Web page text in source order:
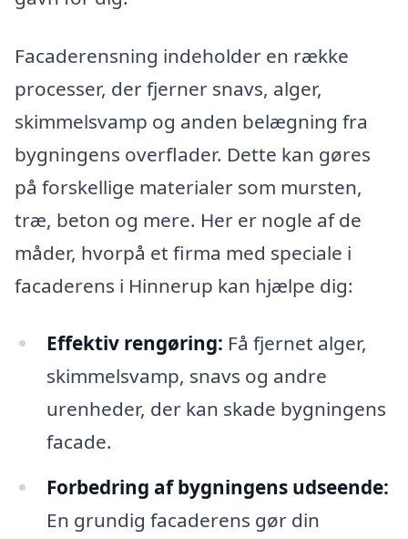
Facaderensning indeholder en række
processer, der fjerner snavs, alger,
skimmelsvamp og anden belægning fra
bygningens overflader. Dette kan gøres
på forskellige materialer som mursten,
træ, beton og mere. Her er nogle af de
måder, hvorpå et firma med speciale i
facaderens i Hinnerup kan hjælpe dig:
Effektiv rengøring: Få fjernet alger,
skimmelsvamp, snavs og andre
urenheder, der kan skade bygningens
facade.
Forbedring af bygningens udseende:
En grundig facaderens gør din